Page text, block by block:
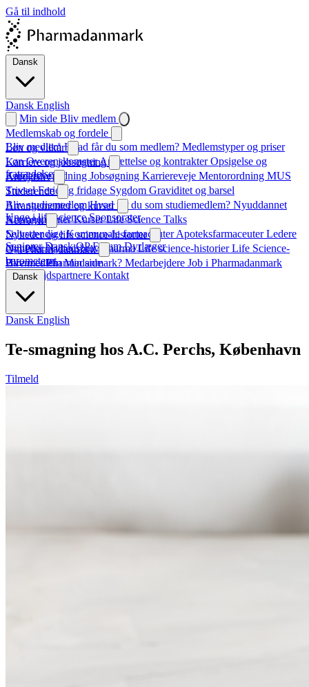
Gå til indhold
Dansk
Dansk English
Min side Bliv medlem
Medlemskab og fordele
Bliv medlemHvad får du som medlem? Medlemstyper og priser
Løn og vilkår
LønOverenskomsterAnsættelse og kontrakterOpsigelse og
fratrædelse
Karriere og jobsøgning
Karrierevejledning Jobsøgning Karriereveje Mentorordning MUS
Arbejdsliv
TrivselFerie og fridage Sygdom Graviditet og barsel
Studerende
Bliv studiemedlemHvad får du som studiemedlem? Nyuddannet
Unge i life scienceSponsorater
Arrangementer og kurser
ArrangementerKurserLife Science Talks
Netværk
SelvstændigeKommunale farmaceuterApoteksfarmaceuterLedere
SeniorerDansk QP ForumDyrlæger
Nyheder og life science-historier
NyhederNyhedsbrev PharmaLife science-historierLife Science-
barometeret
Om Pharmadanmark
Hvem er Pharmadanmark? Medarbejdere Job i Pharmadanmark
Samarbejdspartnere Kontakt
Bliv medlemMin side
Dansk
Dansk English
Te-smagning hos A.C. Perchs, København
Tilmeld